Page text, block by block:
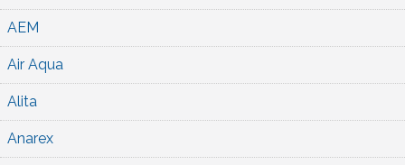
AEM
Air Aqua
Alita
Anarex